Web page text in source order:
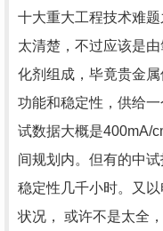
十大重大工程技术难
太清楚，不过应该是
化剂组成，毕竟贵金
功能和稳定性，供给
试数据大概是400mA/
间规划内。但有的中
稳定性几千小时。又
状况， 或许不是太全